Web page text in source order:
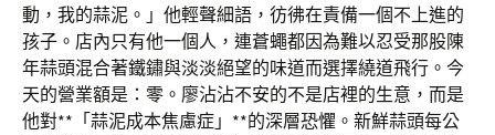
動，我的蒜泥。」他輕聲細語，彷彿在責備一個不上進的
孩子。店內只有他一個人，連蒼蠅都因為難以忍受那股陳
年蒜頭混合著鐵鏽與淡淡絕望的味道而選擇繞道飛行。今
天的營業額是：零。廖沾沾不安的不是店裡的生意，而是
他對**「蒜泥成本焦慮症」**的深層恐懼。新鮮蒜頭每公